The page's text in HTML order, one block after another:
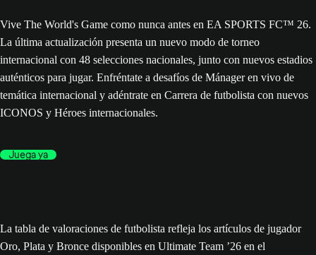
The World's Game
Vive The World's Game como nunca antes en EA SPORTS FC™ 26.
La última actualización presenta un nuevo modo de torneo
internacional con 48 selecciones nacionales, junto con nuevos estadios
auténticos para jugar. Enfréntate a desafíos de Mánager en vivo de
ICONOS y Héroes internacionales.